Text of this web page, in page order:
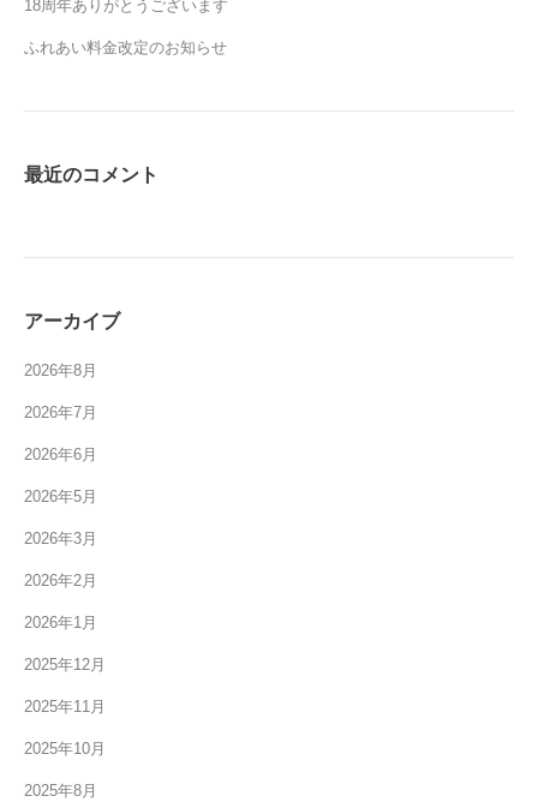
18周年ありがとうございます
ふれあい料金改定のお知らせ
最近のコメント
アーカイブ
2026年8月
2026年7月
2026年6月
2026年5月
2026年3月
2026年2月
2026年1月
2025年12月
2025年11月
2025年10月
2025年8月